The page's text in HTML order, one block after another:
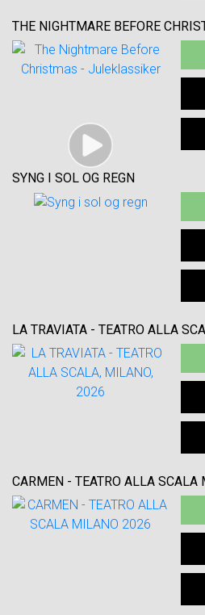
THE NIGHTMARE BEFORE
SYNG I SOL OG REGN
LA TRAVIATA - TEATRO ALLA
CARMEN - TEATRO ALLA SCALA